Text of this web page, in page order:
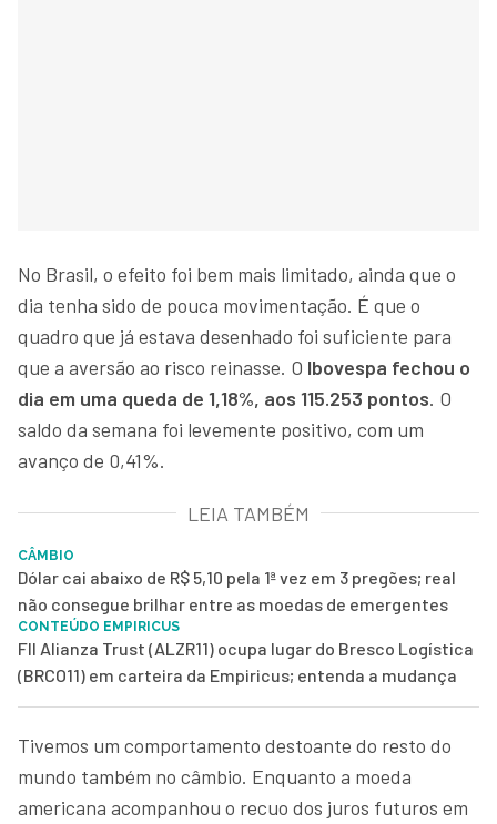
No Brasil, o efeito foi bem mais limitado, ainda que o
dia tenha sido de pouca movimentação. É que o
quadro que já estava desenhado foi suficiente para
que a aversão ao risco reinasse. O Ibovespa fechou o
dia em uma queda de 1,18%, aos 115.253 pontos. O
saldo da semana foi levemente positivo, com um
avanço de 0,41%.
LEIA TAMBÉM
CÂMBIO
Dólar cai abaixo de R$ 5,10 pela 1ª vez em 3 pregões; real
não consegue brilhar entre as moedas de emergentes
CONTEÚDO EMPIRICUS
FII Alianza Trust (ALZR11) ocupa lugar do Bresco Logística
(BRCO11) em carteira da Empiricus; entenda a mudança
Tivemos um comportamento destoante do resto do
mundo também no câmbio. Enquanto a moeda
americana acompanhou o recuo dos juros futuros em